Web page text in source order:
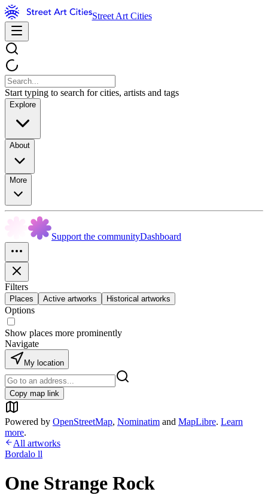
Street Art Cities
Start typing to search for cities, artists and tags
Explore
About
More
Support the communityDashboard
Filters
Places Active artworks Historical artworks
Options
Show places more prominently
Navigate
My location
Copy map link
Powered by OpenStreetMap, Nominatim and MapLibre. Learn
more.
All artworks
Bordalo ll
One Strange Rock